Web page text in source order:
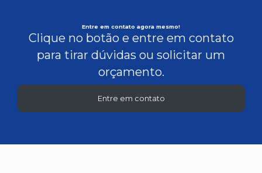
Entre em contato agora mesmo!
Clique no botão e entre em contato
para tirar dúvidas ou solicitar um
orçamento.
Entre em contato